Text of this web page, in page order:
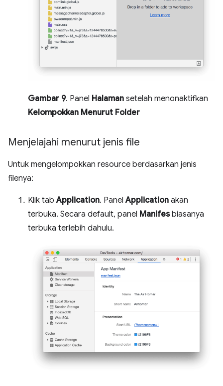
Gambar 9. Panel Halaman setelah menonaktifkan
Kelompokkan Menurut Folder
Menjelajahi menurut jenis file
Untuk mengelompokkan resource berdasarkan jenis
filenya:
Klik tabApplication. PanelApplication akan
terbuka. Secara default, panel Manifesbiasanya
terbuka terlebih dahulu.